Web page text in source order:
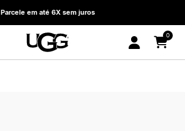
Parcele em até 6X sem juros
0